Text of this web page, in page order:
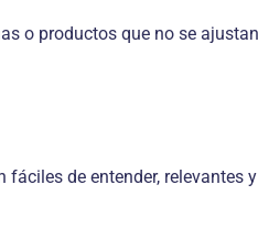
o productos que no se
de entender,